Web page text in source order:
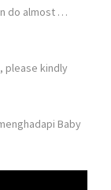
do almost …
please kindly
Baby